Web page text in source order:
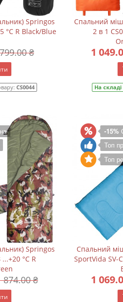
Springos
°C R Black/Blue
₴
CS0044
Спальний
2 в 1
1
На складі
Springos
°C R
874.00 ₴
-15%
Топ
Топ
Спальний
SportVida SV-
1